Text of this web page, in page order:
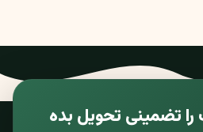
را تضمینی تحویل بده